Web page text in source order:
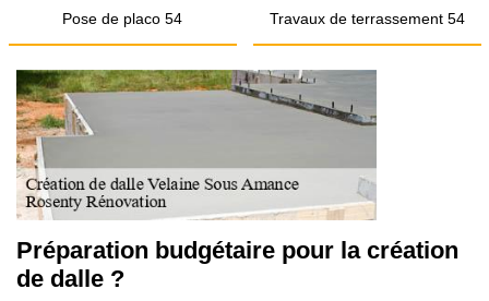
Pose de placo 54 Travaux de terrassement 54
Préparation budgétaire pour la création
de dalle ?